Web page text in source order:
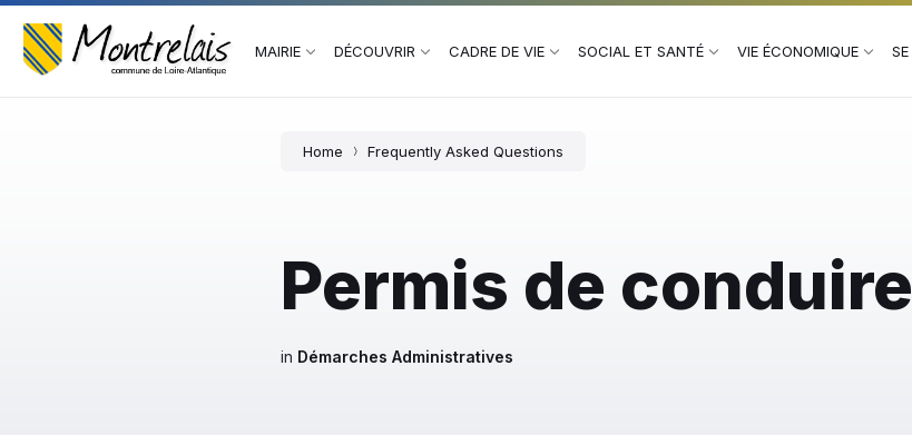
Skip
content
Skip
main
navigation
Skip
footer
MAIRIE DÉCOUVRIR CADRE DE VIE SOCIAL ET SANTÉ VIE ÉCONOMIQUE
Home Frequently Asked Questions
Permis de conduire
in Démarches Administratives